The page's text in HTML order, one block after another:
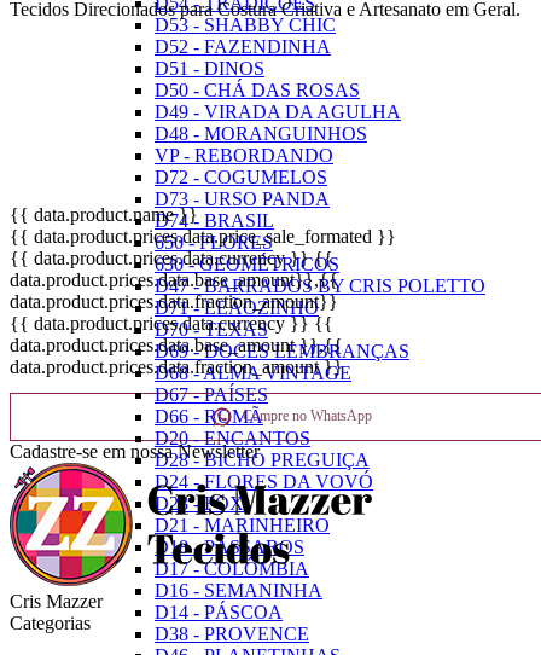
D53 - SHABBY CHIC
D52 - FAZENDINHA
D51 - DINOS
D50 - CHÁ DAS ROSAS
D49 - VIRADA DA AGULHA
D48 - MORANGUINHOS
VP - REBORDANDO
D72 - COGUMELOS
D73 - URSO PANDA
D74 - BRASIL
650 - FLORES
630 - GEOMÉTRICOS
D47 - BARRADOS BY CRIS POLETTO
D71 - LEÃOZINHO
D70 - TEXAS
D69 - DOCES LEMBRANÇAS
D68 - ALMA VINTAGE
D67 - PAÍSES
D66 - ROMÃ
D20 - ENCANTOS
D28 - BICHO PREGUIÇA
D24 - FLORES DA VOVÓ
D23 - FOX
D21 - MARINHEIRO
D18 - PÁSSAROS
D17 - COLÔMBIA
D16 - SEMANINHA
D14 - PÁSCOA
D38 - PROVENCE
Tecidos Direcionados para Costura Criativa e Artesanato em Geral.
{{ data.product.name }}
{{ data.product.prices.data.price_sale_formated }}
{{ data.product.prices.data.currency }} {{
data.product.prices.data.base_amount}},{{
data.product.prices.data.fraction_amount}}
{{ data.product.prices.data.currency }} {{
data.product.prices.data.base_amount }},{{
data.product.prices.data.fraction_amount }}
Compre no WhatsApp
Cadastre-se em nossa Newsletter
Cris Mazzer
Categorias